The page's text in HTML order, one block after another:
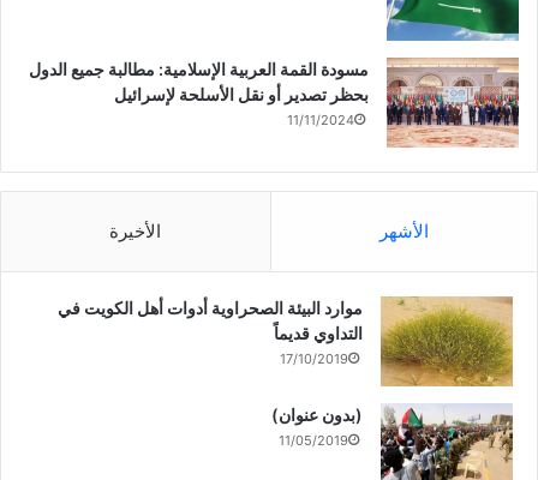
مسودة القمة العربية الإسلامية: مطالبة جميع الدول
بحظر تصدير أو نقل الأسلحة لإسرائيل
11/11/2024
الأشهر الأخيرة
موارد البيئة الصحراوية أدوات أهل الكويت في
التداوي قديماً
17/10/2019
(بدون عنوان)
11/05/2019